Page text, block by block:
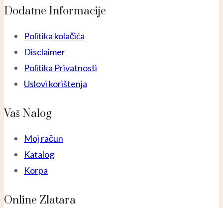
Dodatne Informacije
Politika kolačića
Disclaimer
Politika Privatnosti
Uslovi korištenja
Vaš Nalog
Moj račun
Katalog
Korpa
Online Zlatara